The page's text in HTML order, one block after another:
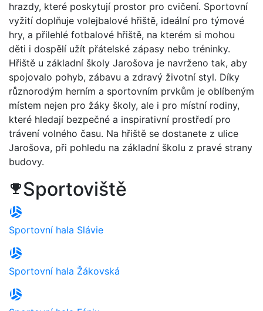
hrazdy, které poskytují prostor pro cvičení. Sportovní
vyžití doplňuje volejbalové hřiště, ideální pro týmové
hry, a přilehlé fotbalové hřiště, na kterém si mohou
děti i dospělí užít přátelské zápasy nebo tréninky.
Hřiště u základní školy Jarošova je navrženo tak, aby
spojovalo pohyb, zábavu a zdravý životní styl. Díky
různorodým herním a sportovním prvkům je oblíbeným
místem nejen pro žáky školy, ale i pro místní rodiny,
které hledají bezpečné a inspirativní prostředí pro
trávení volného času. Na hřiště se dostanete z ulice
Jarošova, při pohledu na základní školu z pravé strany
budovy.
trophySportoviště
sports_volleyball
Sportovní hala Slávie
sports_volleyball
Sportovní hala Žákovská
sports_volleyball